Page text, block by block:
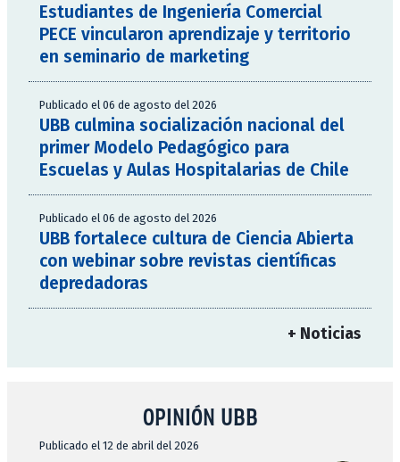
Estudiantes de Ingeniería Comercial
PECE vincularon aprendizaje y territorio
en seminario de marketing
Publicado el 06 de agosto del 2026
UBB culmina socialización nacional del
primer Modelo Pedagógico para
Escuelas y Aulas Hospitalarias de Chile
Publicado el 06 de agosto del 2026
UBB fortalece cultura de Ciencia Abierta
con webinar sobre revistas científicas
depredadoras
+ Noticias
OPINIÓN UBB
Publicado el 12 de abril del 2026